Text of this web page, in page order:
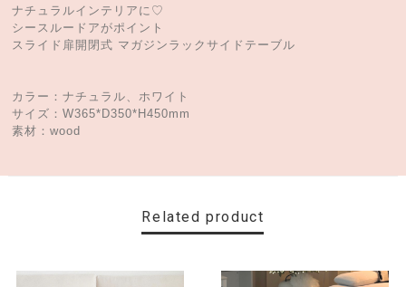
ナチュラルインテリアに♡
シースルードアがポイント
スライド扉開閉式 マガジンラックサイドテーブル
カラー：ナチュラル、ホワイト
サイズ：W365*D350*H450mm
素材：wood
Related product